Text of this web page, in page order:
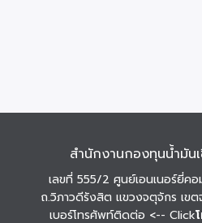
สำนักงานกองทุนน้ำมัน
เลขที่ 555/2 ศูนย์เอนเนอร์ยี่คอ
ถ.วิภาวดีรังสิต แขวงจตุจักร เข
เบอร์โทรศัพท์ติดต่อ <-- Click